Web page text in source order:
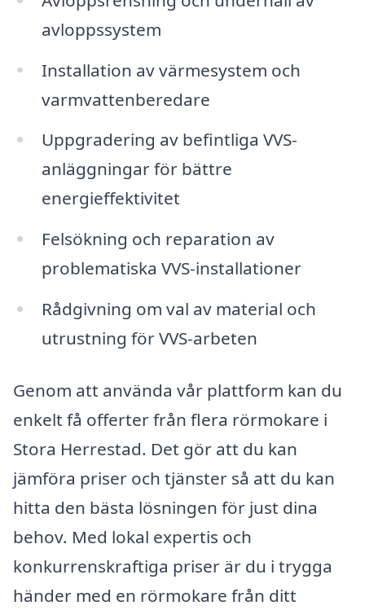
avloppssystem
Installation av värmesystem och
varmvattenberedare
Uppgradering av befintliga VVS-
anläggningar för bättre
energieffektivitet
Felsökning och reparation av
problematiska VVS-installationer
Rådgivning om val av material och
utrustning för VVS-arbeten
Genom att använda vår plattform kan du
enkelt få offerter från flera rörmokare i
Stora Herrestad. Det gör att du kan
jämföra priser och tjänster så att du kan
hitta den bästa lösningen för just dina
behov. Med lokal expertis och
konkurrenskraftiga priser är du i trygga
händer med en rörmokare från ditt